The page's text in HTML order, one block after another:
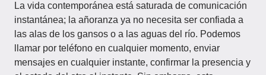
La vida contemporánea está saturada de comunicación
instantánea; la añoranza ya no necesita ser confiada a
las alas de los gansos o a las aguas del río. Podemos
llamar por teléfono en cualquier momento, enviar
mensajes en cualquier instante, confirmar la presencia y